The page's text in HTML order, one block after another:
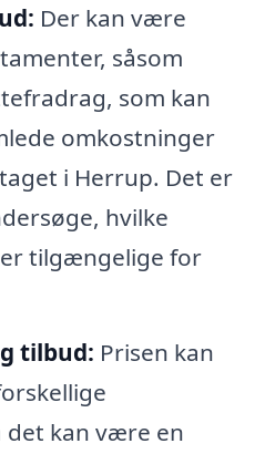
Der kan være
såsom
som kan
omkostninger
i Herrup. Det er
hvilke
tilgængelige for
tilbud: Prisen kan
det kan være en